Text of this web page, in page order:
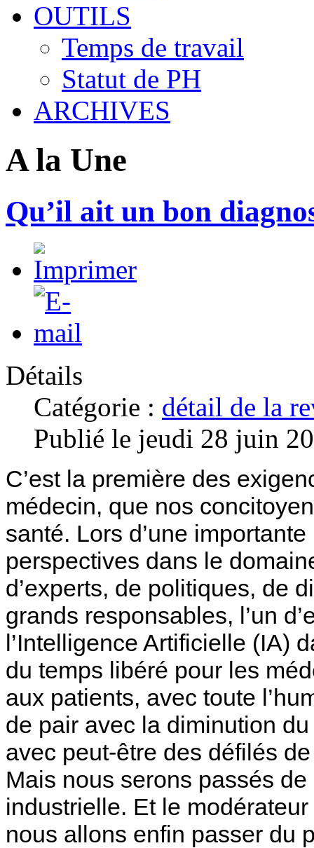
OUTILS
Temps de travail
Statut de PH
ARCHIVES
A la Une
Qu’il ait un bon
Détails
Catégorie : détail de la
Publié le jeudi 28 juin
C’est la première des
médecin, que nos
santé. Lors d’une
perspectives dans le
d’experts, de politiques, de
grands responsables, l’un
l’Intelligence Artificielle (IA)
du temps libéré pour les
aux patients, avec toute
de pair avec la diminution
avec peut-être des défilés
Mais nous serons passés
industrielle. Et le
nous allons enfin passer du